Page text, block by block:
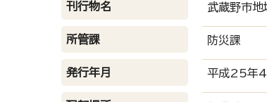
刊行物名 武蔵野市
所管課 防災課
発行年月 平成25年4